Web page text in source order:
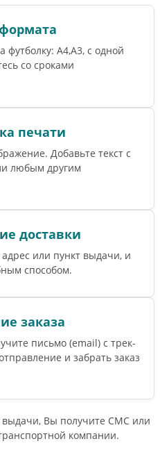
А4,А3, с одной
со сроками
печати
Добавьте текст с
любым другим
доставки
или пункт выдачи, и
способом.
заказа
письмо (email) c трек-
и забрать заказ
выдачи, Вы получите СМС или
компании.